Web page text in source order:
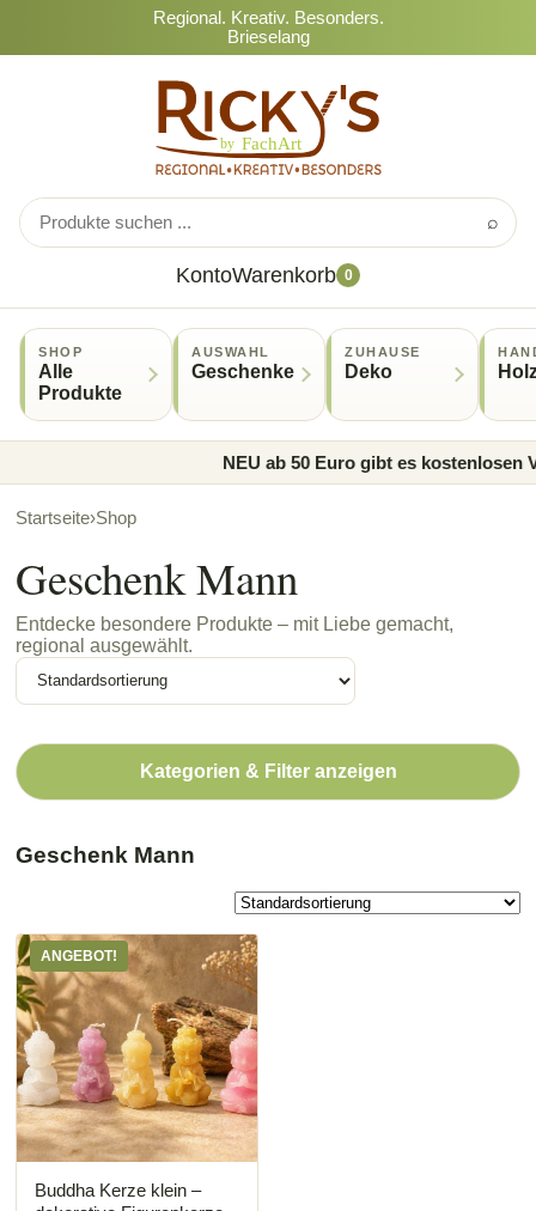
Regional. Kreativ. Besonders.
Brieselang
⌕
KontoWarenkorb 0
SHOP
Alle
Produkte
AUSWAHL
Geschenke
ZUHAUSE
Deko
NEU ab 50 Euro gibt es kostenlosen
Startseite›Shop
Geschenk Mann
Entdecke besondere Produkte – mit Liebe gemacht,
regional ausgewählt.
Kategorien & Filter anzeigen
Geschenk Mann
ANGEBOT!
Buddha Kerze klein –